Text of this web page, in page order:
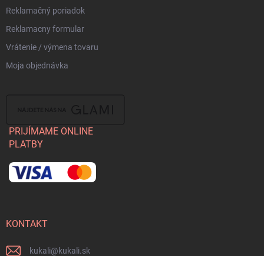
Reklamačný poriadok
Reklamacny formular
Vrátenie / výmena tovaru
Moja objednávka
PRIJÍMAME ONLINE
PLATBY
KONTAKT
kukali@kukali.sk